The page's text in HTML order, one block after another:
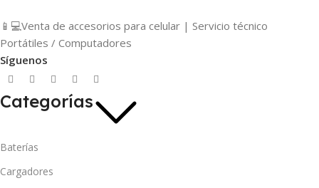
📱💻Venta de accesorios para celular | Servicio técnico
Portátiles / Computadores
Síguenos
Categorías
Baterías
Cargadores